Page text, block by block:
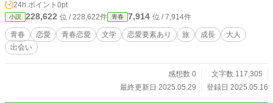
24h.ポイント 0pt
小説 228,622 位 / 228,622件 青春 7,914 位 / 7,914件
青春 恋愛 青春恋愛 文学 恋愛要素あり 旅 成長
大人
出会い
感想数 0
文字数 117,305
最終更新日 2025.05.29
登録日 2025.05.16